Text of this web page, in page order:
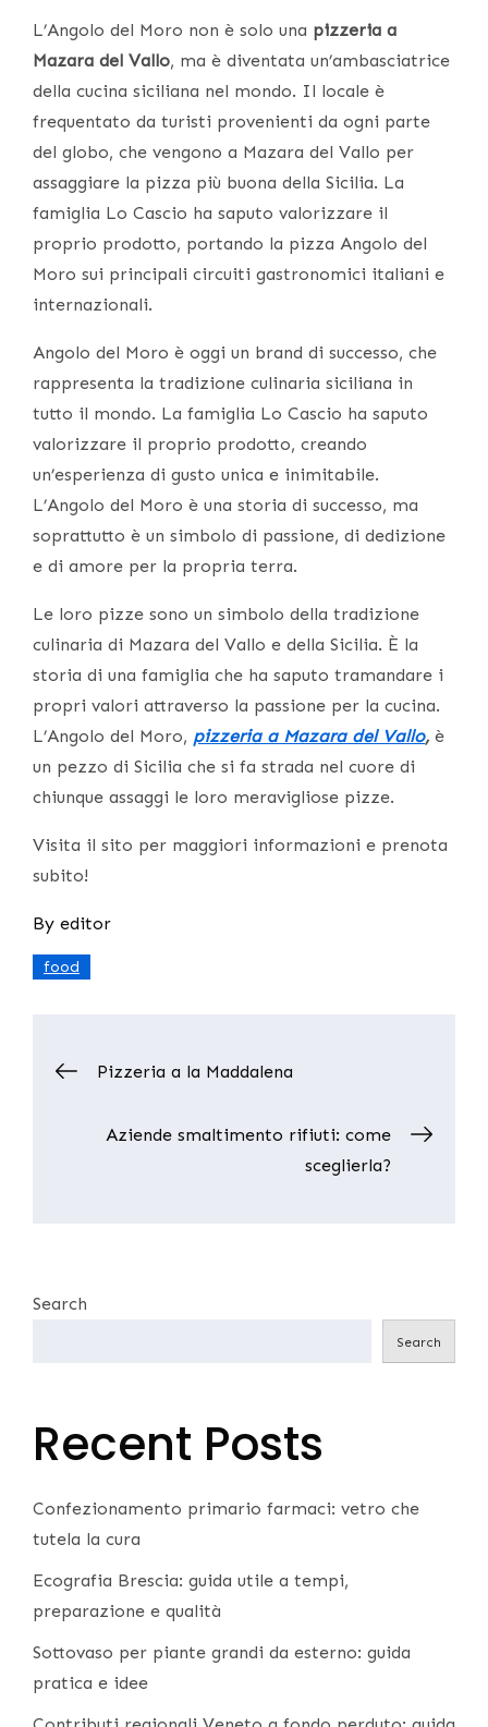
L’Angolo del Moro non è solo una pizzeria a
Mazara del Vallo, ma è diventata un’ambasciatrice
della cucina siciliana nel mondo. Il locale è
frequentato da turisti provenienti da ogni parte
del globo, che vengono a Mazara del Vallo per
assaggiare la pizza più buona della Sicilia. La
famiglia Lo Cascio ha saputo valorizzare il
proprio prodotto, portando la pizza Angolo del
Moro sui principali circuiti gastronomici italiani e
internazionali.
Angolo del Moro è oggi un brand di successo, che
rappresenta la tradizione culinaria siciliana in
tutto il mondo. La famiglia Lo Cascio ha saputo
valorizzare il proprio prodotto, creando
un’esperienza di gusto unica e inimitabile.
L’Angolo del Moro è una storia di successo, ma
soprattutto è un simbolo di passione, di dedizione
e di amore per la propria terra.
Le loro pizze sono un simbolo della tradizione
culinaria di Mazara del Vallo e della Sicilia. È la
storia di una famiglia che ha saputo tramandare i
propri valori attraverso la passione per la cucina.
L’Angolo del Moro, pizzeria a Mazara del Vallo, è
un pezzo di Sicilia che si fa strada nel cuore di
chiunque assaggi le loro meravigliose pizze.
Visita il sito per maggiori informazioni e prenota
subito!
By editor
food
Post
navigation
Pizzeria a la Maddalena
Aziende smaltimento rifiuti: come
sceglierla?
Search
Search
Recent Posts
Confezionamento primario farmaci: vetro che
tutela la cura
Ecografia Brescia: guida utile a tempi,
preparazione e qualità
Sottovaso per piante grandi da esterno: guida
pratica e idee